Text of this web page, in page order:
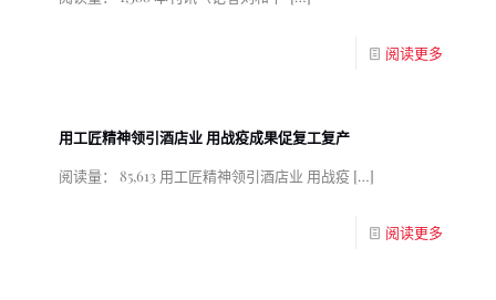
阅读更多
用工匠精神领引酒店业 用战疫成果促复工复产
阅读量： 85,613 用工匠精神领引酒店业 用战疫 […]
阅读更多